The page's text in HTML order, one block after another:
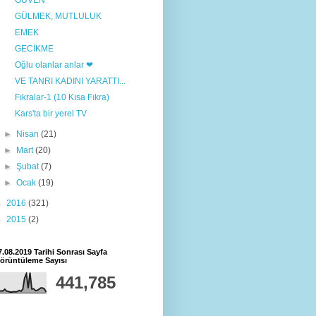
GÜLMEK, MUTLULUK
EMEK
GECİKME
Oğlu olanlar anlar ❤
VE TANRI KADINI YARATTI...
Fıkralar-1 (10 Kısa Fıkra)
Kars'ta bir yerel TV
► Nisan(21)
►
Mart(20)
►Şubat(7)
►Ocak(19)
2016 (321)
2015 (2)
Tarihi Sonrası Sayfa
Sayısı
441,785